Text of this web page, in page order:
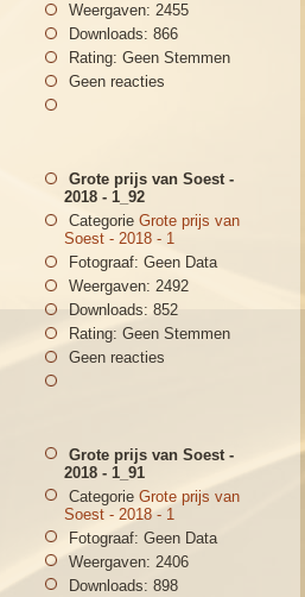
Weergaven: 2455
Downloads: 866
Rating: Geen Stemmen
Geen reacties
Grote prijs van Soest -
2018 - 1_92
Categorie Grote prijs van
Soest - 2018 - 1
Fotograaf: Geen Data
Weergaven: 2492
Downloads: 852
Rating: Geen Stemmen
Geen reacties
Grote prijs van Soest -
2018 - 1_91
Categorie Grote prijs van
Soest - 2018 - 1
Fotograaf: Geen Data
Weergaven: 2406
Downloads: 898